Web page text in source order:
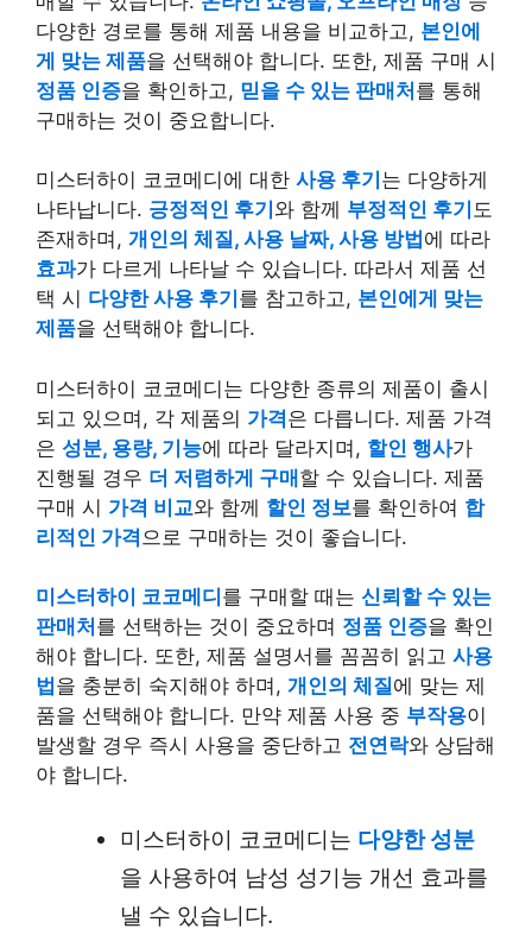
다양한 경로를 통해 제품 내용을 비교하고, 본인에
게 맞는 제품을 선택해야 합니다. 또한, 제품 구매 시
정품 인증을 확인하고, 믿을 수 있는 판매처를 통해
구매하는 것이 중요합니다.
미스터하이 코코메디에 대한 사용 후기 는 다양하게
나타납니다. 긍정적인 후기 와 함께 부정적인 후기 도
존재하며, 개인의 체질, 사용 날짜, 사용 방법 에 따라
효과가 다르게 나타날 수 있습니다. 따라서 제품 선
택 시 다양한 사용 후기 를 참고하고, 본인에게 맞는
제품을 선택해야 합니다.
미스터하이 코코메디는 다양한 종류의 제품이 출시
되고 있으며, 각 제품의 가격은 다릅니다. 제품 가격
은 성분, 용량, 기능에 따라 달라지며, 할인 행사가
진행될 경우 더 저렴하게 구매할 수 있습니다. 제품
구매 시 가격 비교와 함께 할인 정보를 확인하여 합
리적인 가격 으로 구매하는 것이 좋습니다.
미스터하이 코코메디 를 구매할 때는 신뢰할 수 있는
판매처 를 선택하는 것이 중요하며 정품 인증을 확인
해야 합니다. 또한, 제품 설명서를 꼼꼼히 읽고 사용
법 을 충분히 숙지해야 하며, 개인의 체질에 맞는 제
품을 선택해야 합니다. 만약 제품 사용 중 부작용이
발생할 경우 즉시 사용을 중단하고 전연락와 상담해
야 합니다.
미스터하이 코코메디는 다양한 성분
을 사용하여 남성 성기능 개선 효과를
낼 수 있습니다.